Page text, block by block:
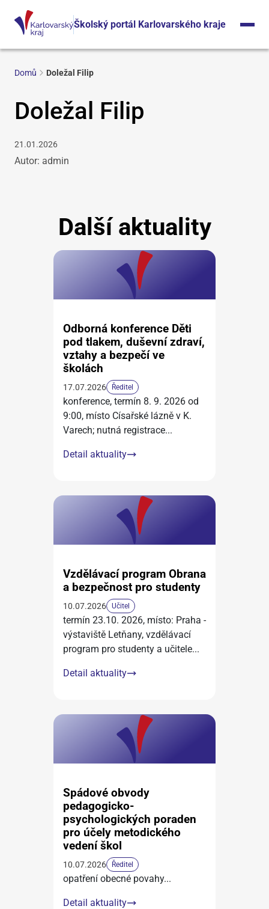
Školský portál Karlovarského kraje
Domů Doležal Filip
Doležal Filip
21.01.2026
Autor: admin
Další aktuality
Odborná konference Děti
pod tlakem, duševní zdraví,
vztahy a bezpečí ve
školách
17.07.2026 Ředitel
konference, termín 8. 9. 2026 od
9:00, místo Císařské lázně v K.
Varech; nutná registrace...
Detail aktuality
Vzdělávací program Obrana
a bezpečnost pro studenty
10.07.2026 Učitel
termín 23.10. 2026, místo: Praha -
výstaviště Letňany, vzdělávací
program pro studenty a učitele...
Detail aktuality
Spádové obvody
pedagogicko-
psychologických poraden
pro účely metodického
vedení škol
10.07.2026 Ředitel
opatření obecné povahy...
Detail aktuality